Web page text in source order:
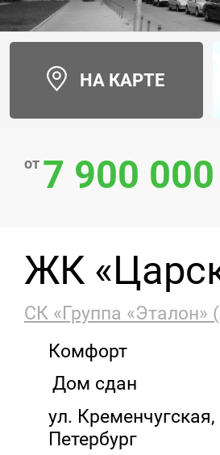
НА КАРТЕ
от 7 900 000
ЖК
СК «Группа
Комфорт
Дом сдан
ул.
Петербург